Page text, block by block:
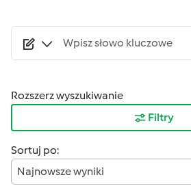
Rozszerz wyszukiwanie
Filtry
Sortuj po:
Najnowsze wyniki